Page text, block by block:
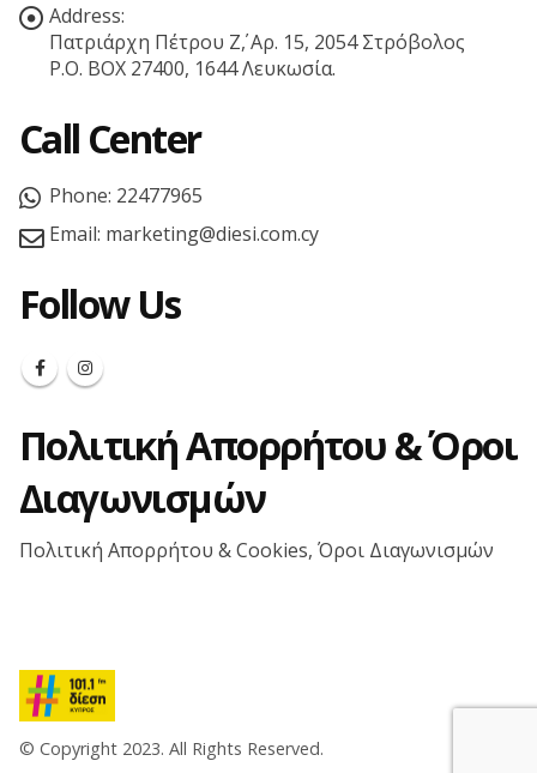
Address:
Πατριάρχη Πέτρου Ζ΄, Αρ. 15, 2054 Στρόβολος
P.O. BOX 27400, 1644 Λευκωσία.
Call Center
Phone: 22477965
Email: marketing@diesi.com.cy
Follow Us
Πολιτική Απορρήτου & Όροι
Διαγωνισμών
Πολιτική Απορρήτου & Cookies, Όροι Διαγωνισμών
© Copyright 2023. All Rights Reserved.